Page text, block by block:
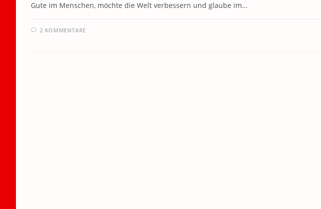
Gute im Menschen, möchte die Welt verbessern und glaube im…
2 KOMMENTARE